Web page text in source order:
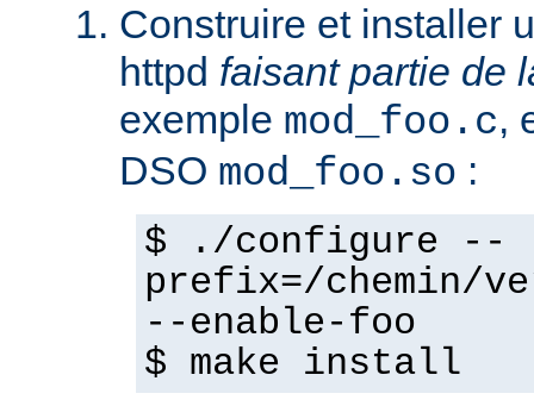
Construire et installer
httpd faisant partie de
exemple mod_foo.c,
DSO mod_foo.so :
$ ./configure --
prefix=/chemin/
--enable-foo
$ make install